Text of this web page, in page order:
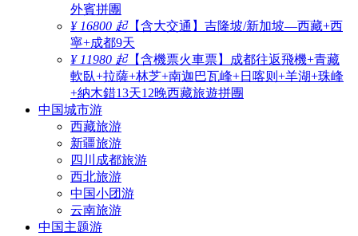
外賓拼團
¥ 16800 起【含大交通】吉隆坡/新加坡—西藏+西
寧+成都9天
¥ 11980 起【含機票火車票】成都往返飛機+青藏
軟臥+拉薩+林芝+南迦巴瓦峰+日喀则+羊湖+珠峰
+納木錯13天12晚西藏旅遊拼團
中国城市游
西藏旅游
新疆旅游
四川成都旅游
西北旅游
中国小团游
云南旅游
中国主题游